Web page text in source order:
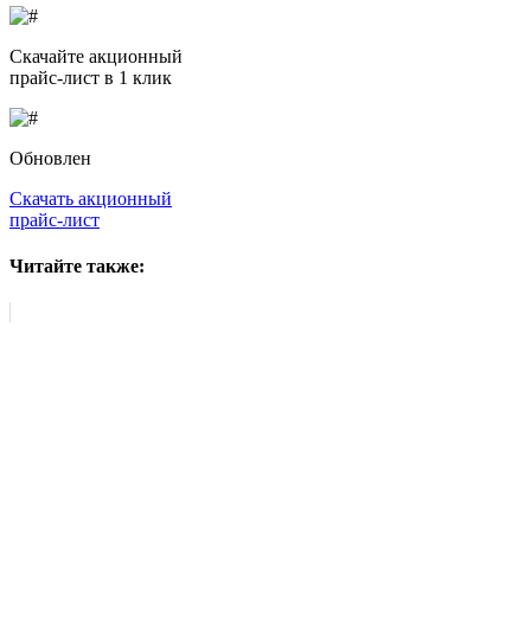
Скачайте акционный
прайс-лист в 1 клик
Обновлен
Скачать акционный
прайс-лист
Читайте также: